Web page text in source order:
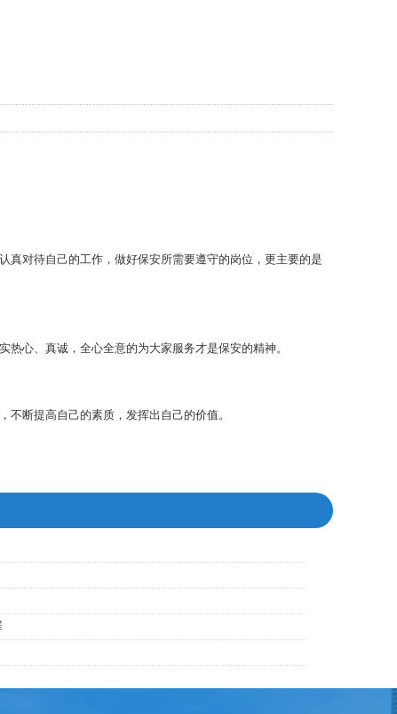
真对待自己的工作，做好保安所需要遵守的岗位，更主要的是
心、真诚，全心全意的为大家服务才是保安的精神。
断提高自己的素质，发挥出自己的价值。